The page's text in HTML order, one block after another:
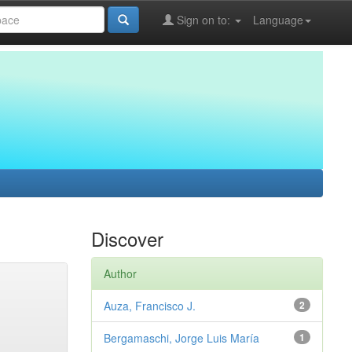
Language
Sign on to:
Discover
Author
2
Auza, Francisco J.
1
Bergamaschi, Jorge Luis María